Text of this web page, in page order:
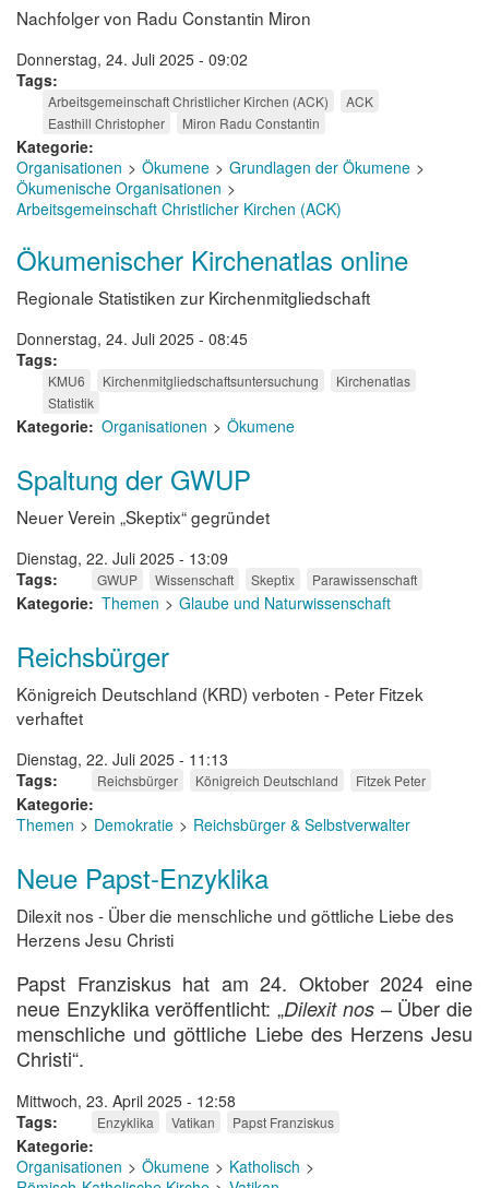
Nachfolger von Radu Constantin Miron
Donnerstag, 24. Juli 2025 - 09:02
Tags
Arbeitsgemeinschaft Christlicher Kirchen (ACK)
ACK
Easthill Christopher
Miron Radu Constantin
Kategorie
Organisationen
Ökumene
Grundlagen der Ökumene
Ökumenische Organisationen
Arbeitsgemeinschaft Christlicher Kirchen (ACK)
Ökumenischer Kirchenatlas online
Regionale Statistiken zur Kirchenmitgliedschaft
Donnerstag, 24. Juli 2025 - 08:45
Tags
KMU6 Kirchenmitgliedschaftsuntersuchung
Kirchenatlas
Statistik
Kategorie Organisationen Ökumene
Spaltung der GWUP
Neuer Verein „Skeptix“ gegründet
Dienstag, 22. Juli 2025 - 13:09
Tags
GWUP Wissenschaft Skeptix Parawissenschaft
Kategorie Themen Glaube und Naturwissenschaft
Reichsbürger
Königreich Deutschland (KRD) verboten - Peter Fitzek
verhaftet
Dienstag, 22. Juli 2025 - 11:13
Tags
Reichsbürger Königreich Deutschland Fitzek Peter
Kategorie
Themen
Demokratie Reichsbürger & Selbstverwalter
Neue Papst-Enzyklika
Dilexit nos - Über die menschliche und göttliche Liebe des
Herzens Jesu Christi
Papst Franziskus hat am 24. Oktober 2024 eine
neue Enzyklika veröffentlicht: „Dilexit nos– Über die
menschliche und göttliche Liebe des Herzens Jesu
Christi“.
Mittwoch, 23. April 2025 - 12:58
Tags
Enzyklika Vatikan Papst Franziskus
Kategorie
Organisationen
Ökumene
Katholisch